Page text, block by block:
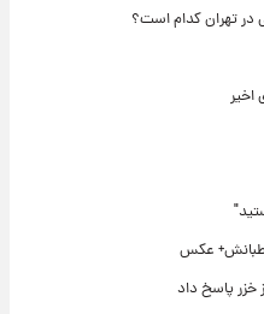
در تهران کدام است؟
اخیر
عکس